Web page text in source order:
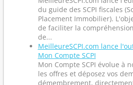
du guide des SCPI fiscales
Placement Immobilier).
de faciliter la
de...
MeilleureSCPI.com lance
Mon Compte SCPI
Mon Compte SCPI évolue à
les offres et déposez vos
démembrement,